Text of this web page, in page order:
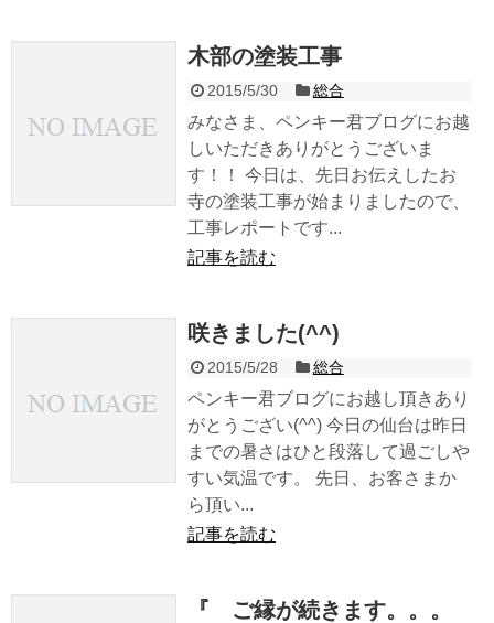
木部の塗装工事
2015/5/30 総合
みなさま、ペンキー君ブログにお越
しいただきありがとうございま
す！！ 今日は、先日お伝えしたお
寺の塗装工事が始まりましたので、
工事レポートです...
記事を読む
咲きました(^^)
2015/5/28 総合
ペンキー君ブログにお越し頂きあり
がとうござい(^^) 今日の仙台は昨日
までの暑さはひと段落して過ごしや
すい気温です。 先日、お客さまか
ら頂い...
記事を読む
『 ご縁が続きます。。。